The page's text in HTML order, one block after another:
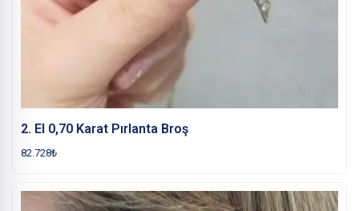
2. El 0,70 Karat Pırlanta Broş
82.728₺